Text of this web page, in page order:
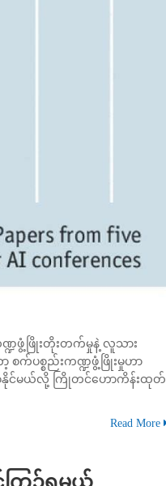
ဏ္ဍဖွံ့ဖြိုးတိုးတက်မှုနဲ့ လူသား
စက်ပစ္စည်းကဏ္ဍဖွံ့ဖြိုးမှုဟာ
လာနိုင်မယ်လို့ ကြိုတင်ဟောကိန်းထုတ်
Read More